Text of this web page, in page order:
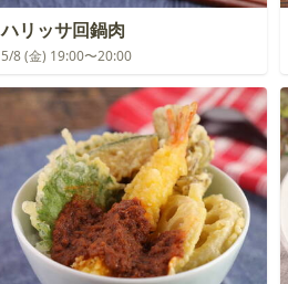
ハリッサ回鍋肉
5/8 (金) 19:00〜20:00